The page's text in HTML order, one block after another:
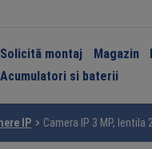
Solicită montaj Magazin
Acumulatori si baterii
IP Camera IP 3 MP, lentila